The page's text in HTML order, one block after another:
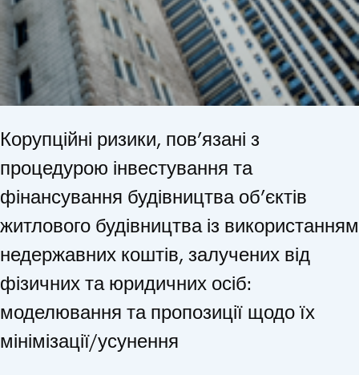
Корупційні ризики, пов’язані з
процедурою інвестування та
фінансування будівництва об’єктів
житлового будівництва із використанням
недержавних коштів, залучених від
фізичних та юридичних осіб:
моделювання та пропозиції щодо їх
мінімізації/усунення